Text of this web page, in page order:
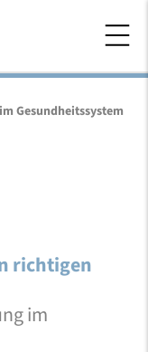
Gesundheitssystem
richtigen
im